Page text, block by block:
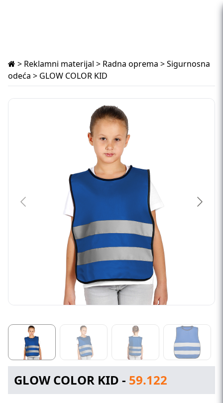
> Reklamni materijal > Radna oprema >Sigurnosna
odeća > GLOW COLOR KID
GLOW COLOR KID - 59.122